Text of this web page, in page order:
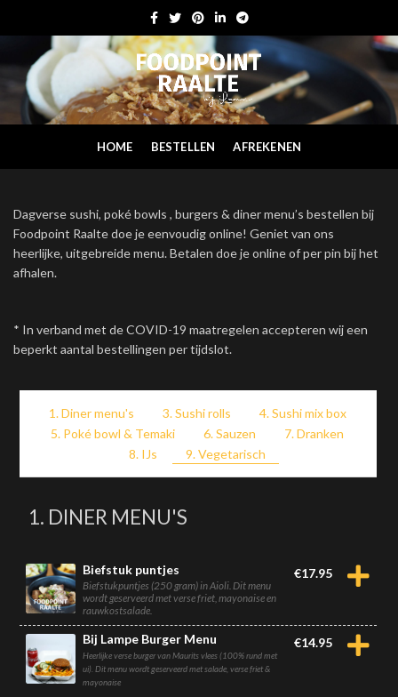
HOME BESTELLEN AFREKENEN
Dagverse sushi, poké bowls , burgers & diner menu’s bestellen bij
Foodpoint Raalte doe je eenvoudig online! Geniet van ons
heerlijke, uitgebreide menu. Betalen doe je online of per pin bij het
afhalen.
* In verband met de COVID-19 maatregelen accepteren wij een
beperkt aantal bestellingen per tijdslot.
1. Diner menu's 3. Sushi rolls
4. Sushi mix box
5. Poké bowl & Temaki
6. Sauzen
7. Dranken
8. IJs
9. Vegetarisch
1. DINER MENU'S
Biefstuk puntjes
Biefstukpuntjes (250 gram) in Aioli. Dit menu
wordt geserveerd met verse friet, mayonaise en
rauwkostsalade.
€17.95
Bij Lampe Burger Menu
Heerlijke verse burger van Maurits vlees (100% rund met
ui). Dit menu wordt geserveerd met salade, verse friet &
mayonaise
€14.95